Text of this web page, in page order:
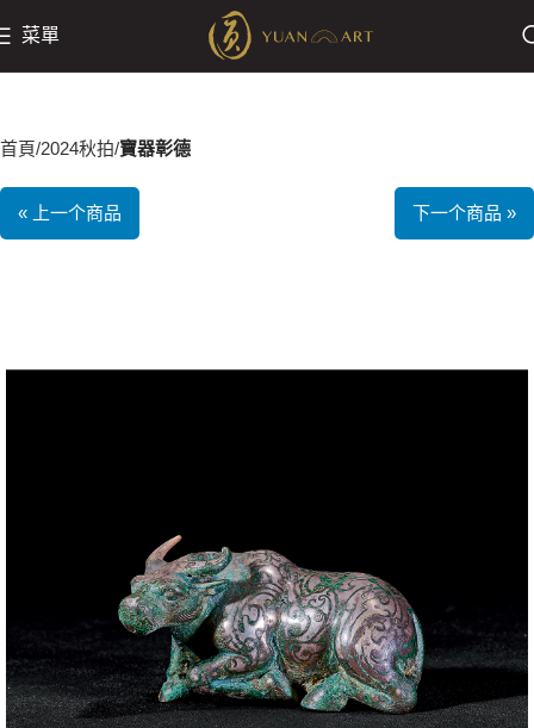
菜單
首頁 2024秋拍 寶器彰德
« 上一个商品 下一个商品 »